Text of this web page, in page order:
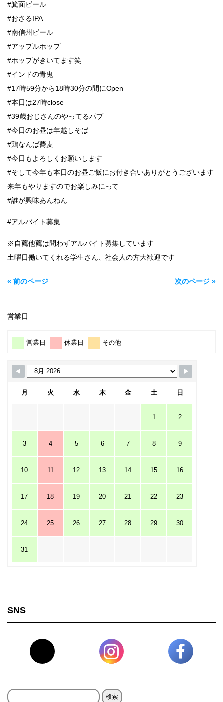
#箕面ビール
#おさるIPA
#南信州ビール
#アップルホップ
#ホップがきいてます笑
#インドの青鬼
#17時59分から18時30分の間にOpen
#本日は27時close
#39歳おじさんのやってるパブ
#今日のお昼は年越しそば
#鶏なんば蕎麦
#今日もよろしくお願いします
#そして今年も本日のお昼ご飯にお付き合いありがとうございます
来年もやりますのでお楽しみにって
#誰が興味あんねん
#アルバイト募集
※自薦他薦は問わずアルバイト募集しています
土曜日働いてくれる学生さん、社会人の方大歓迎です
« 前のページ 次のページ »
営業日
営業日 休業日 その他
月 火 水 木 金 土 日
1 2
3 4 5 6 7 8 9
10 11 12 13 14 15 16
17 18 19 20 21 22 23
24 25 26 27 28 29 30
31
SNS
検